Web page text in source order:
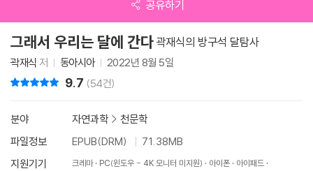
공유하기
그래서 우리는 달에 간다 곽재식의 방구석 달탐사
곽재식 저 동아시아 2022년 8월 5일
9.7 (54건)
분야 자연과학 > 천문학
파일정보
EPUB(DRM)
71.38MB
지원기기
크레마 PC(윈도우 - 4K 모니터 미지원) 아이폰
아이패드